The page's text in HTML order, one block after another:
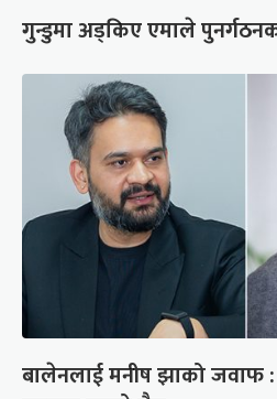
गुन्डुमा अड्किए एमाले
बालेनलाई मनीष झाको जवाफ